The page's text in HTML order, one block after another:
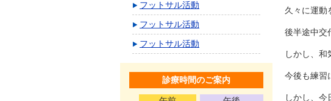
久々に運動
後半途中交
しかし、
今後も練習
しかし、今
フットサル活動
フットサル活動
フットサル活動
診療時間のご案内